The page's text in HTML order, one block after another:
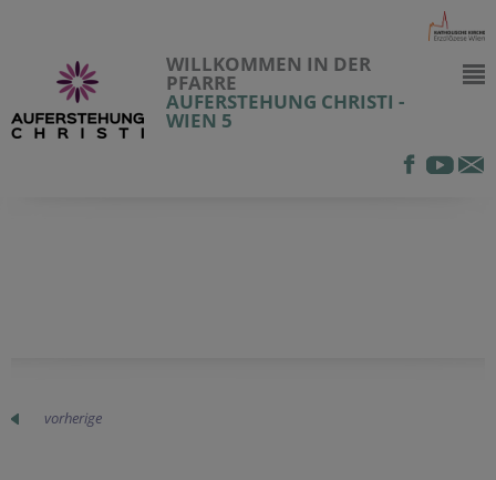
WILLKOMMEN IN DER
PFARRE
AUFERSTEHUNG CHRISTI -
WIEN 5
vorherige